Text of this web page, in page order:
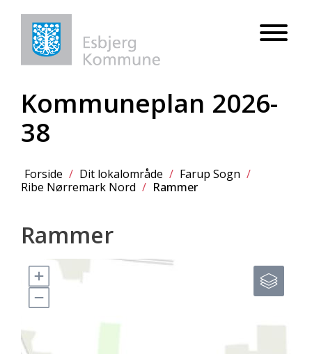
Kommuneplan 2026-
38
Forside / Dit lokalområde / Farup Sogn /
Ribe Nørremark Nord / Rammer
Rammer